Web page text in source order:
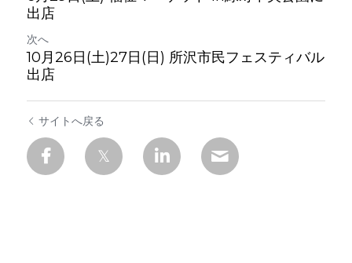
出店
次へ
10月26日(土)27日(日) 所沢市民フェスティバル
出店
サイトへ戻る